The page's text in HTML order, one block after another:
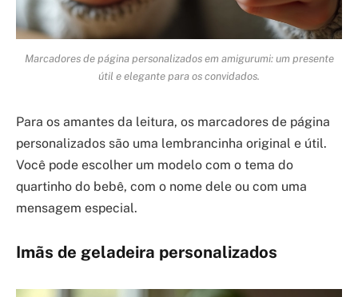
Marcadores de página personalizados em amigurumi: um presente
útil e elegante para os convidados.
Para os amantes da leitura, os marcadores de página
personalizados são uma lembrancinha original e útil.
Você pode escolher um modelo com o tema do
quartinho do bebê, com o nome dele ou com uma
mensagem especial.
Imãs de geladeira personalizados